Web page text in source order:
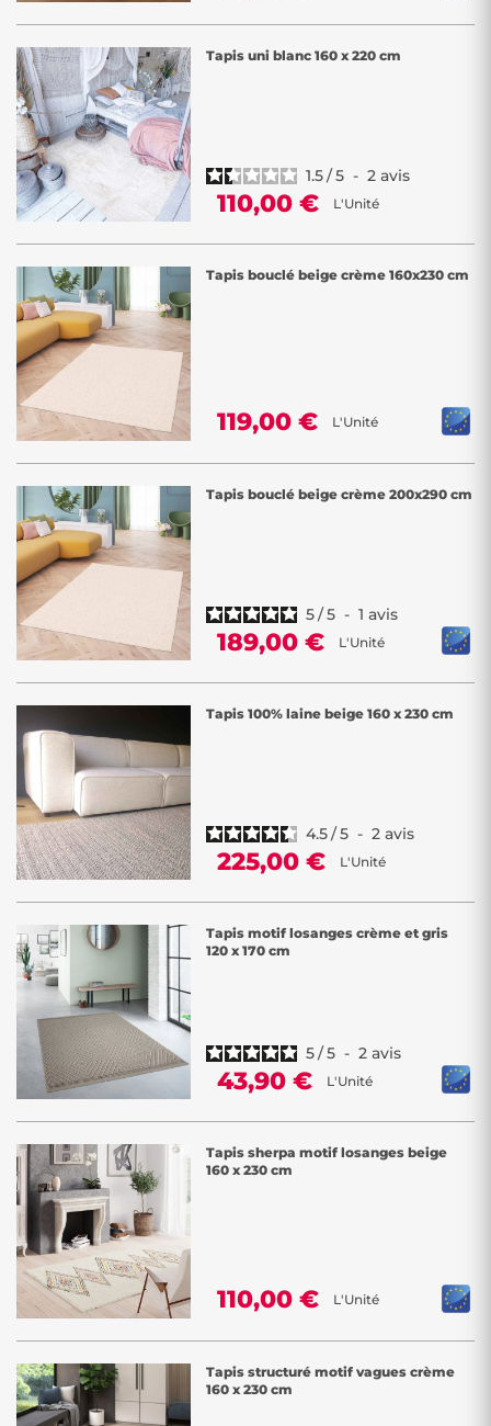
Tapis uni blanc 160 x 220 cm
1.5/5 - 2 avis
110,00 € L'Unité
Tapis bouclé beige crème 160x230 cm
119,00 € L'Unité
Tapis bouclé beige crème 200x290 cm
5/5 - 1 avis
189,00 € L'Unité
Tapis 100% laine beige 160 x 230 cm
4.5/5 - 2 avis
225,00 € L'Unité
Tapis motif losanges crème et gris
120 x 170 cm
5/5 - 2 avis
43,90 € L'Unité
Tapis sherpa motif losanges beige
160 x 230 cm
110,00 € L'Unité
Tapis structuré motif vagues crème
160 x 230 cm